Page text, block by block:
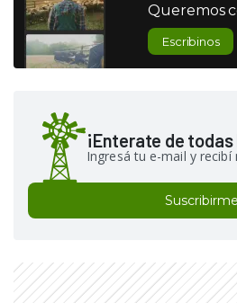
Queremos
Escribinos
¡Enterate de
Ingresá tu e-mail y
Suscribirme